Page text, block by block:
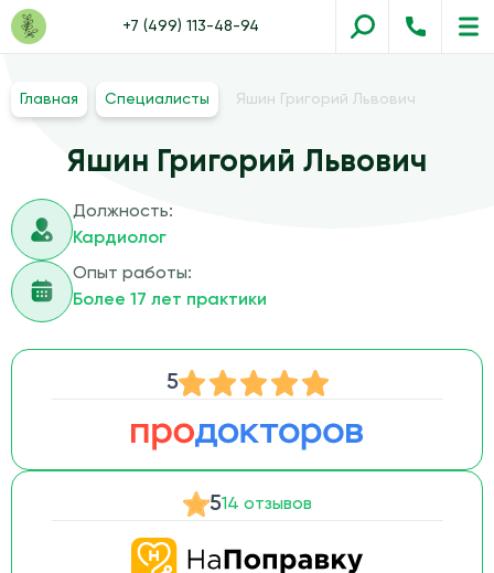
+7 (499) 113-48-94
Главная Специалисты Яшин Григорий Львович
Яшин Григорий Львович
Должность:
Кардиолог
Опыт работы:
Более 17 лет практики
5
514 отзывов